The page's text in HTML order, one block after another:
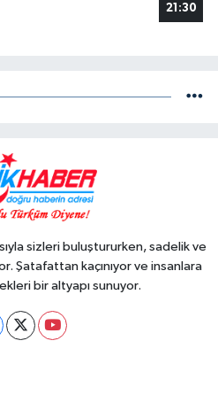
21:30
sizleri buluştururken, sadelik ve
Şatafattan kaçınıyor ve insanlara
bir altyapı sunuyor.